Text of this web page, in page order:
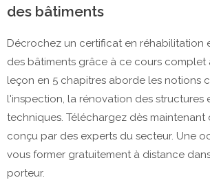
des bâtiments
Décrochez un certificat en réhabilitation
des bâtiments grâce à ce cours complet
leçon en 5 chapitres aborde les notions
l'inspection, la rénovation des structures
techniques. Téléchargez dès
conçu par des experts du secteur. Une
vous former gratuitement à distance
porteur.